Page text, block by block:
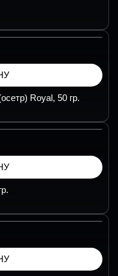
Royal, 50 гр.